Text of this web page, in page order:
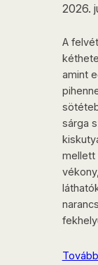
2026.
A
amint
sárga
mellett